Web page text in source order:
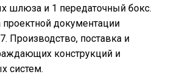
шлюза и 1 передаточный бокс.
проектной документации
Производство, поставка и
конструкций и
систем.